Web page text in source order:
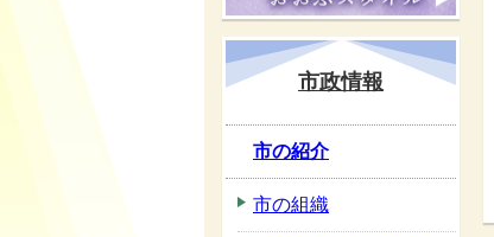
市政情報
市の紹介
市の組織